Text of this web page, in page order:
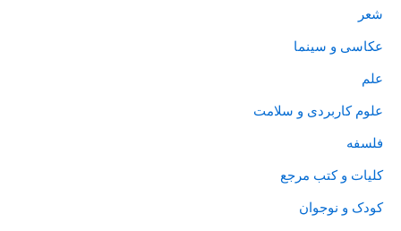
شعر
عکاسی و سینما
علم
علوم کاربردی و سلامت
فلسفه
کلیات و کتب مرجع
کودک و نوجوان